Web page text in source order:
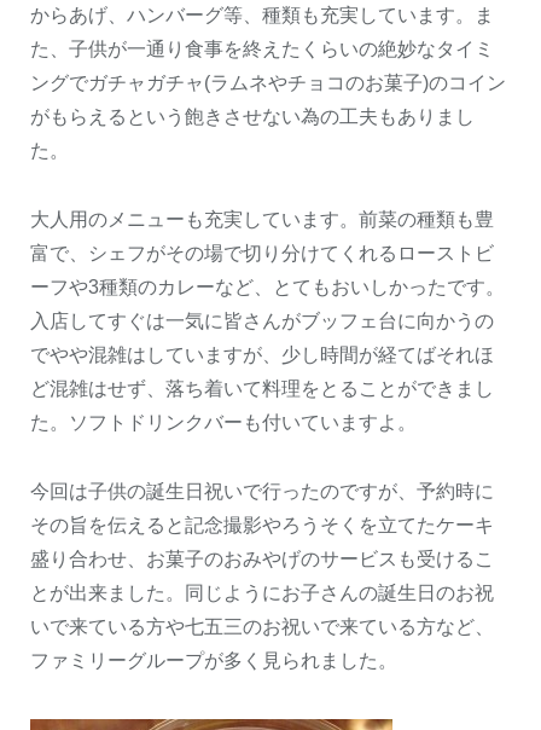
からあげ、ハンバーグ等、種類も充実しています。ま
た、子供が一通り食事を終えたくらいの絶妙なタイミ
ングでガチャガチャ(ラムネやチョコのお菓子)のコイン
がもらえるという飽きさせない為の工夫もありまし
た。
大人用のメニューも充実しています。前菜の種類も豊
富で、シェフがその場で切り分けてくれるローストビ
ーフや3種類のカレーなど、とてもおいしかったです。
入店してすぐは一気に皆さんがブッフェ台に向かうの
でやや混雑はしていますが、少し時間が経てばそれほ
ど混雑はせず、落ち着いて料理をとることができまし
た。ソフトドリンクバーも付いていますよ。
今回は子供の誕生日祝いで行ったのですが、予約時に
その旨を伝えると記念撮影やろうそくを立てたケーキ
盛り合わせ、お菓子のおみやげのサービスも受けるこ
とが出来ました。同じようにお子さんの誕生日のお祝
いで来ている方や七五三のお祝いで来ている方など、
ファミリーグループが多く見られました。